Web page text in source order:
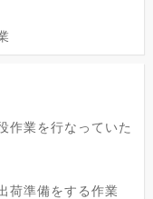
作業を行なっていた
荷準備をする作業